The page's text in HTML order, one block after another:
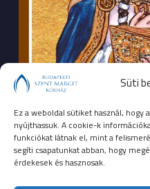
Süti
Ez a weboldal sütiket használ,
nyújthassuk. A cookie-k
funkciókat látnak el, mint a
segíti csapatunkat abban, hogy
érdekesek és hasznosak.
SEGÉLYHÍVÓSZÁMOK